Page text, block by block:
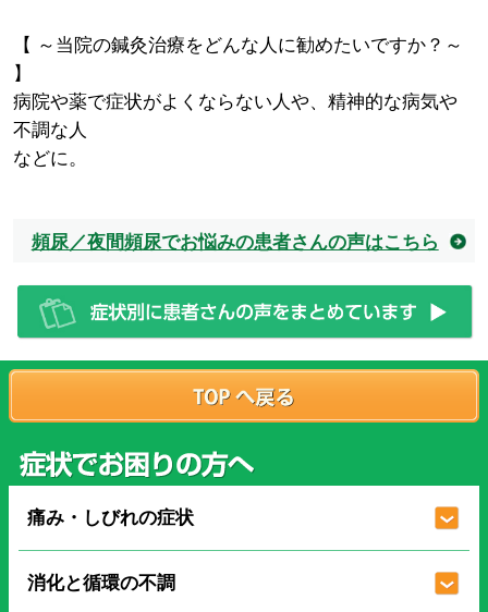
【 ～当院の鍼灸治療をどんな人に勧めたいですか？～
】
病院や薬で症状がよくならない人や、精神的な病気や
不調な人
などに。
頻尿／夜間頻尿でお悩みの患者さんの声はこちら
痛み・しびれの症状
消化と循環の不調